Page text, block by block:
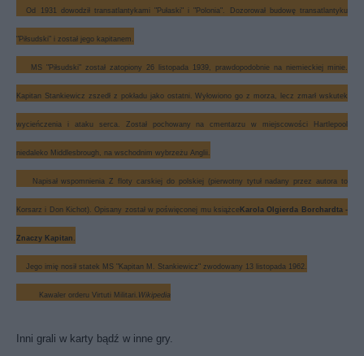
Od 1931 dowodził transatlantykami "Pułaski" i "Polonia". Dozorował budowę transatlantyku
"Piłsudski" i został jego kapitanem.
MS "Piłsudski" został zatopiony 26 listopada 1939, prawdopodobnie na niemieckiej minie.
Kapitan Stankiewicz zszedł z pokładu jako ostatni. Wyłowiono go z morza, lecz zmarł wskutek
wycieńczenia i ataku serca. Został pochowany na cmentarzu w miejscowości Hartlepool
niedaleko Middlesbrough, na wschodnim wybrzeżu Anglii.
Napisał wspomnienia Z floty carskiej do polskiej (pierwotny tytuł nadany przez autora to
Korsarz i Don Kichot). Opisany został w poświęconej mu książce Karola Olgierda Borchardta -
Znaczy Kapitan .
Jego imię nosił statek MS "Kapitan M. Stankiewicz" zwodowany 13 listopada 1962.
Kawaler orderu Virtuti Militari. Wikipedia
Inni grali w karty bądź w inne gry.